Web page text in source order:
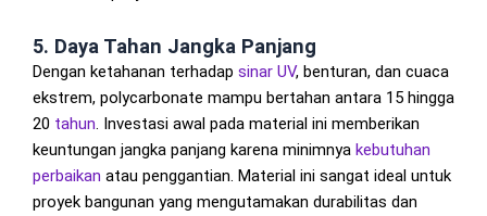
5. Daya Tahan Jangka Panjang
Dengan ketahanan terhadap sinar UV, benturan, dan cuaca
ekstrem, polycarbonate mampu bertahan antara 15 hingga
20 tahun. Investasi awal pada material ini memberikan
keuntungan jangka panjang karena minimnya kebutuhan
perbaikan atau penggantian. Material ini sangat ideal untuk
proyek bangunan yang mengutamakan durabilitas dan